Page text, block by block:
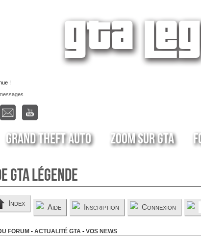
!
Grand Theft Auto Zoom sur GTA
GTA Légende
Index Aide Inscription Connexion
FORUM - ACTUALITÉ GTA - VOS NEWS